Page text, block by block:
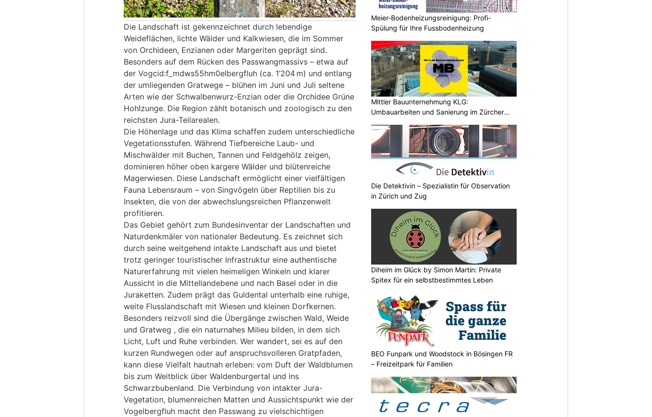
Die Landschaft ist gekennzeichnet durch lebendige
Weideflächen, lichte Wälder und Kalkwiesen, die im Sommer
von Orchideen, Enzianen oder Margeriten geprägt sind.
Besonders auf dem Rücken des Passwangmassivs – etwa auf
der Vogcid:f_mdws55hm0elbergfluh (ca. 1’204 m) und entlang
der umliegenden Gratwege – blühen im Juni und Juli seltene
Arten wie der Schwalbenwurz-Enzian oder die Orchidee Grüne
Hohlzunge. Die Region zählt botanisch und zoologisch zu den
reichsten Jura-Teilarealen.
Die Höhenlage und das Klima schaffen zudem unterschiedliche
Vegetationsstufen. Während Tiefbereiche Laub- und
Mischwälder mit Buchen, Tannen und Feldgehölz zeigen,
dominieren höher oben kargere Wälder und blütenreiche
Magerwiesen. Diese Landschaft ermöglicht einer vielfältigen
Fauna Lebensraum – von Singvögeln über Reptilien bis zu
Insekten, die von der abwechslungsreichen Pflanzenwelt
profitieren.
Das Gebiet gehört zum Bundesinventar der Landschaften und
Naturdenkmäler von nationaler Bedeutung. Es zeichnet sich
durch seine weitgehend intakte Landschaft aus und bietet
trotz geringer touristischer Infrastruktur eine authentische
Naturerfahrung mit vielen heimeligen Winkeln und klarer
Aussicht in die Mittellandebene und nach Basel oder in die
Juraketten. Zudem prägt das Guldental unterhalb eine ruhige,
weite Flusslandschaft mit Wiesen und kleinen Dorfkernen.
Besonders reizvoll sind die Übergänge zwischen Wald, Weide
und Gratweg , die ein naturnahes Milieu bilden, in dem sich
Licht, Luft und Ruhe verbinden. Wer wandert, sei es auf den
kurzen Rundwegen oder auf anspruchsvolleren Gratpfaden,
kann diese Vielfalt hautnah erleben: vom Duft der Waldblumen
bis zum Weitblick über Waldenburgertal und ins
Schwarzbubenland. Die Verbindung von intakter Jura-
Vegetation, blumenreichen Matten und Aussichtspunkt wie der
Vogelbergfluh macht den Passwang zu vielschichtigen
Meier-Bodenheizungsreinigung: Profi-
Spülung für Ihre Fussbodenheizung
Mittler Bauunternehmung KLG:
Umbauarbeiten und Sanierung im Zürcher
Die Detektivin – Spezialistin für Observation
in Zürich und Zug
Diheim im Glück by Simon Martin: Private
Spitex für ein selbstbestimmtes Leben
BEO Funpark und Woodstock in Bösingen FR
– Freizeitpark für Familien